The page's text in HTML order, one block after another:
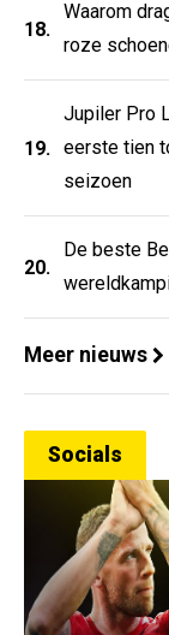
18.
Waarom
roze
19.
Jupiler Pro
eerste tien
seizoen
20.
De beste
Meer nieuws
Socials